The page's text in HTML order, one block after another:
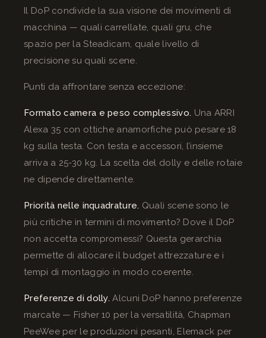
Il DoP condivide la sua visione dei movimenti di
macchina — quali carrellate, quali gru, che
spazio per la Steadicam, quale livello di
precisione su quali scene.
Punti da affrontare senza eccezione:
Formato camera e peso complessivo. Una ARRI
Alexa 35 con ottiche anamorfiche può pesare 18
kg sulla testa. Con testa e accessori, l’insieme
arriva a 25-30 kg. La scelta del dolly e delle rotaie
ne dipende direttamente.
Priorità nelle inquadrature. Quali scene sono le
più critiche in termini di movimento? Dove il DoP
non accetta compromessi? Questa gerarchia
permette di allocare il budget attrezzature e i
tempi di montaggio in modo coerente.
Preferenze di dolly. Alcuni DoP hanno preferenze
marcate — Fisher 10 per la versatilità, Chapman
PeeWee per le produzioni pesanti, Elemack per